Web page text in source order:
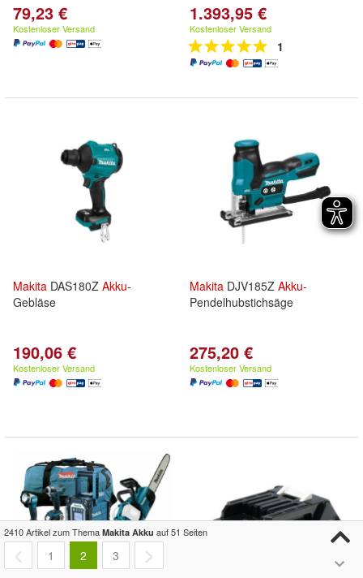
79,23 €
Kostenloser Versand
1.393,95 €
Kostenloser Versand
1
Makita DAS180Z Akku-
Gebläse
190,06 €
Kostenloser Versand
Makita DJV185Z Akku-
Pendelhubstichsäge
275,20 €
Kostenloser Versand
2410 Artikel zum Thema Makita Akku auf 51 Seiten
1 2 3